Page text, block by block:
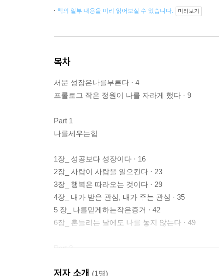
책의 일부 내용을 미리 읽어보실 수 있습니다. 미리보기
목차
서문 성장은나를부른다 · 4
프롤로그 작은 정원이 나를 자라게 했다 · 9
Part 1
나를세우는힘
1장_ 성공보다 성장이다 · 16
2장_ 사람이 사람을 일으킨다 · 23
3장_ 행복은 따라오는 것이다 · 29
4장_ 내가 받은 관심, 내가 주는 관심 · 35
5 장_ 나를믿게하는작은증거 · 42
6장_ 혼들리는 날에도 나를 놓지 않는다 · 49
Part 2
저자 소개 (1명)